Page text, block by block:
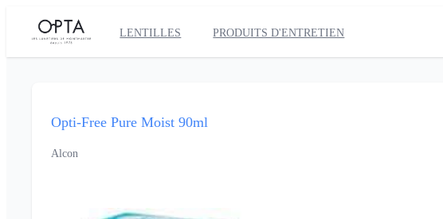
LENTILLES PRODUITS D'ENTRETIEN
Opti-Free Pure Moist 90ml
Alcon